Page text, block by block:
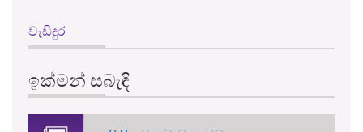
වැඩිදුර
ඉක්මන් සබැඳි